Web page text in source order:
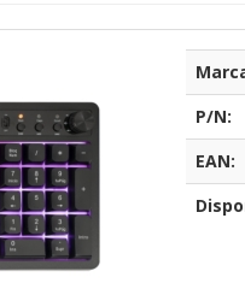
P/N:
EAN: